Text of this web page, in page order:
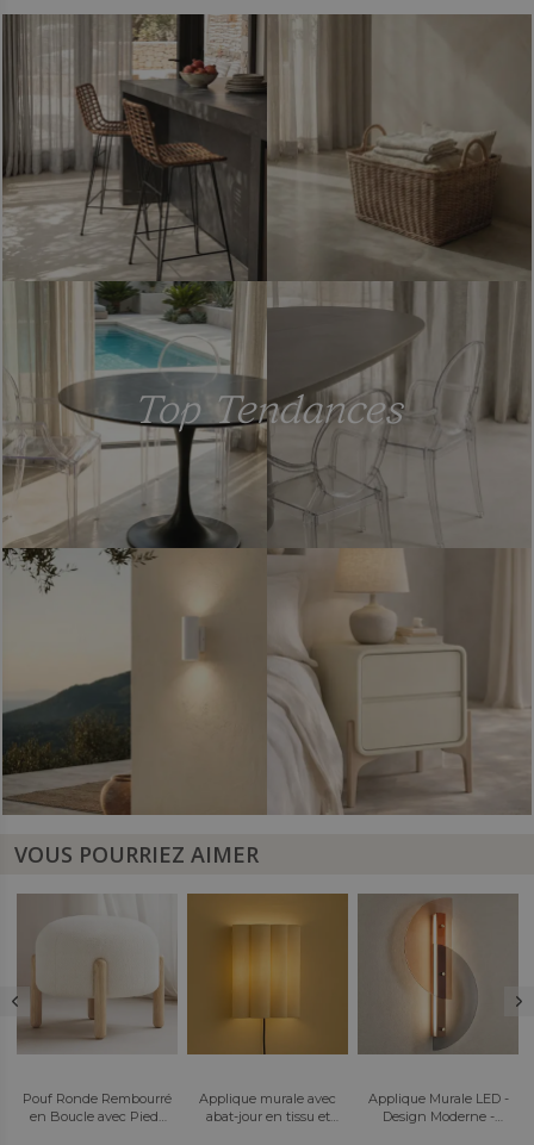
Top Tendances
VOUS POURRIEZ AIMER
Applique murale avec
abat-jour en tissu et
Applique Murale LED -
Design Moderne -
Chaise de bureau
pivotante avec